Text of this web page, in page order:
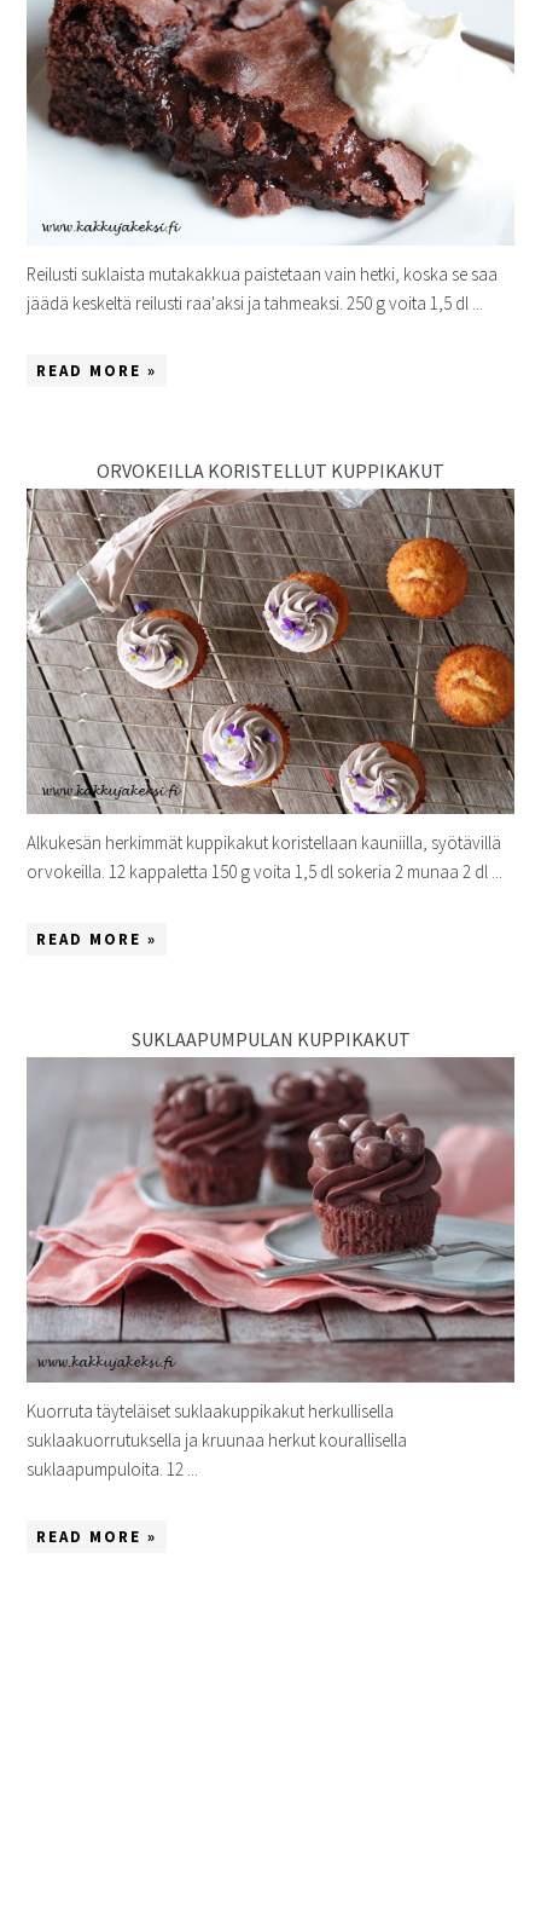
Reilusti suklaista mutakakkua paistetaan vain hetki, koska se saa
jäädä keskeltä reilusti raa'aksi ja tahmeaksi. 250 g voita 1,5 dl ...
READ MORE »
ORVOKEILLA KORISTELLUT KUPPIKAKUT
Alkukesän herkimmät kuppikakut koristellaan kauniilla, syötävillä
orvokeilla. 12 kappaletta 150 g voita 1,5 dl sokeria 2 munaa 2 dl ...
READ MORE »
SUKLAAPUMPULAN KUPPIKAKUT
Kuorruta täyteläiset suklaakuppikakut herkullisella
suklaakuorrutuksella ja kruunaa herkut kourallisella
suklaapumpuloita. 12 ...
READ MORE »